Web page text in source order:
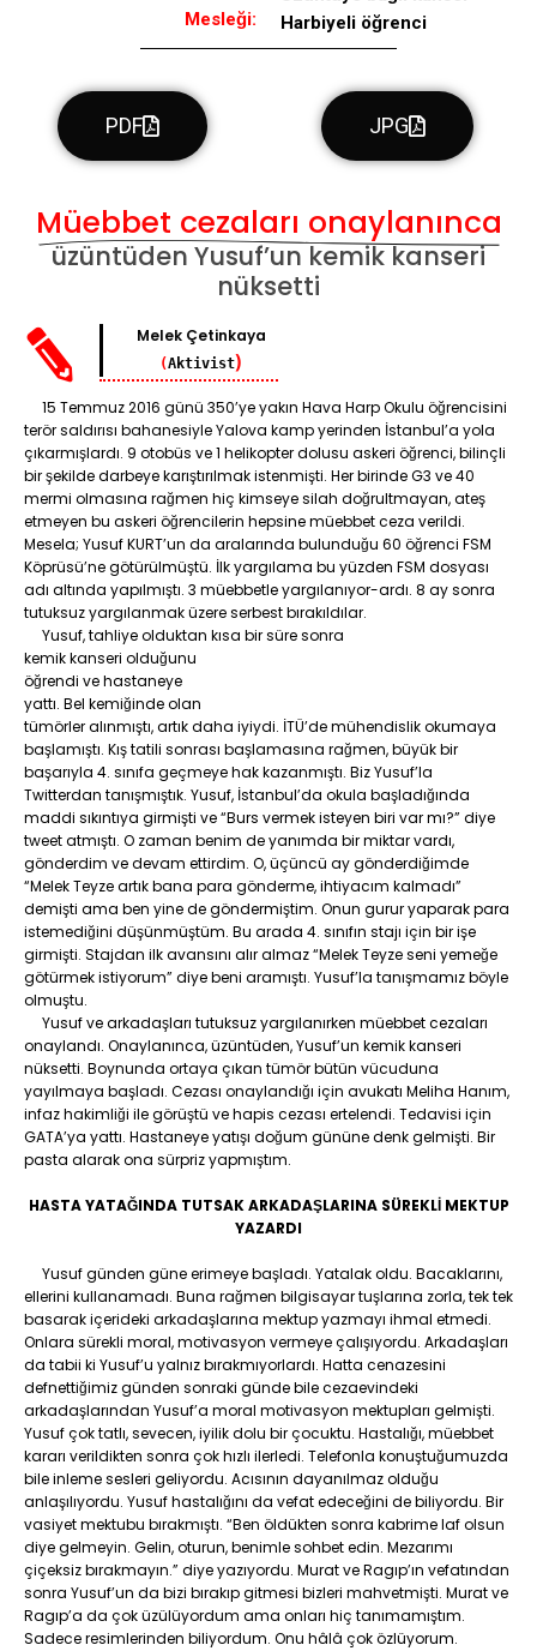
Mesleği:
Harbiyeli öğrenci
PDF JPG
Müebbet cezaları onaylanınca
üzüntüden Yusuf’un kemik kanseri
nüksetti
Melek Çetinkaya
(Aktivist)
15 Temmuz 2016 günü 350’ye yakın Hava Harp Okulu öğrencisini
terör saldırısı bahanesiyle Yalova kamp yerinden İstanbul’a yola
çıkarmışlardı. 9 otobüs ve 1 helikopter dolusu askeri öğrenci, bilinçli
bir şekilde darbeye karıştırılmak istenmişti. Her birinde G3 ve 40
mermi olmasına rağmen hiç kimseye silah doğrultmayan, ateş
etmeyen bu askeri öğrencilerin hepsine müebbet ceza verildi.
Mesela; Yusuf KURT’un da aralarında bulunduğu 60 öğrenci FSM
Köprüsü’ne götürülmüştü. İlk yargılama bu yüzden FSM dosyası
adı altında yapılmıştı. 3 müebbetle yargılanıyor-ardı. 8 ay sonra
tutuksuz yargılanmak üzere serbest bırakıldılar.
Yusuf, tahliye olduktan kısa bir süre sonra
kemik kanseri olduğunu
öğrendi ve hastaneye
yattı. Bel kemiğinde olan
tümörler alınmıştı, artık daha iyiydi. İTÜ’de mühendislik okumaya
başlamıştı. Kış tatili sonrası başlamasına rağmen, büyük bir
başarıyla 4. sınıfa geçmeye hak kazanmıştı. Biz Yusuf’la
Twitterdan tanışmıştık. Yusuf, İstanbul’da okula başladığında
maddi sıkıntıya girmişti ve “Burs vermek isteyen biri var mı?” diye
tweet atmıştı. O zaman benim de yanımda bir miktar vardı,
gönderdim ve devam ettirdim. O, üçüncü ay gönderdiğimde
“Melek Teyze artık bana para gönderme, ihtiyacım kalmadı”
demişti ama ben yine de göndermiştim. Onun gurur yaparak para
istemediğini düşünmüştüm. Bu arada 4. sınıfın stajı için bir işe
girmişti. Stajdan ilk avansını alır almaz “Melek Teyze seni yemeğe
götürmek istiyorum” diye beni aramıştı. Yusuf’la tanışmamız böyle
olmuştu.
Yusuf ve arkadaşları tutuksuz yargılanırken müebbet cezaları
onaylandı. Onaylanınca, üzüntüden, Yusuf’un kemik kanseri
nüksetti. Boynunda ortaya çıkan tümör bütün vücuduna
yayılmaya başladı. Cezası onaylandığı için avukatı Meliha Hanım,
infaz hakimliği ile görüştü ve hapis cezası ertelendi. Tedavisi için
GATA’ya yattı. Hastaneye yatışı doğum gününe denk gelmişti. Bir
pasta alarak ona sürpriz yapmıştım.
HASTA YATAĞINDA TUTSAK ARKADAŞLARINA SÜREKLİ MEKTUP
YAZARDI
Yusuf günden güne erimeye başladı. Yatalak oldu. Bacaklarını,
ellerini kullanamadı. Buna rağmen bilgisayar tuşlarına zorla, tek tek
basarak içerideki arkadaşlarına mektup yazmayı ihmal etmedi.
Onlara sürekli moral, motivasyon vermeye çalışıyordu. Arkadaşları
da tabii ki Yusuf’u yalnız bırakmıyorlardı. Hatta cenazesini
defnettiğimiz günden sonraki günde bile cezaevindeki
arkadaşlarından Yusuf’a moral motivasyon mektupları gelmişti.
Yusuf çok tatlı, sevecen, iyilik dolu bir çocuktu. Hastalığı, müebbet
kararı verildikten sonra çok hızlı ilerledi. Telefonla konuştuğumuzda
bile inleme sesleri geliyordu. Acısının dayanılmaz olduğu
anlaşılıyordu. Yusuf hastalığını da vefat edeceğini de biliyordu. Bir
vasiyet mektubu bırakmıştı. “Ben öldükten sonra kabrime laf olsun
diye gelmeyin. Gelin, oturun, benimle sohbet edin. Mezarımı
çiçeksiz bırakmayın.” diye yazıyordu. Murat ve Ragıp’ın vefatından
sonra Yusuf’un da bizi bırakıp gitmesi bizleri mahvetmişti. Murat ve
Ragıp’a da çok üzülüyordum ama onları hiç tanımamıştım.
Sadece resimlerinden biliyordum. Onu hâlâ çok özlüyorum.